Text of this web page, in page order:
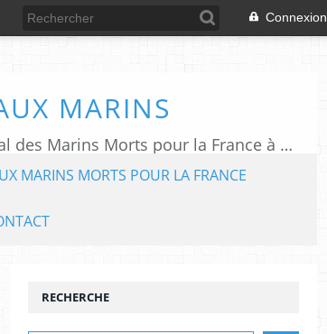
Connexion
MARINS
L'association "Aux Marins" assure le rayonnement du Mémorial National des Marins Morts pour la France à Plougonvelin (29).
MARINS MORTS POUR LA FRANCE
RECHERCHE